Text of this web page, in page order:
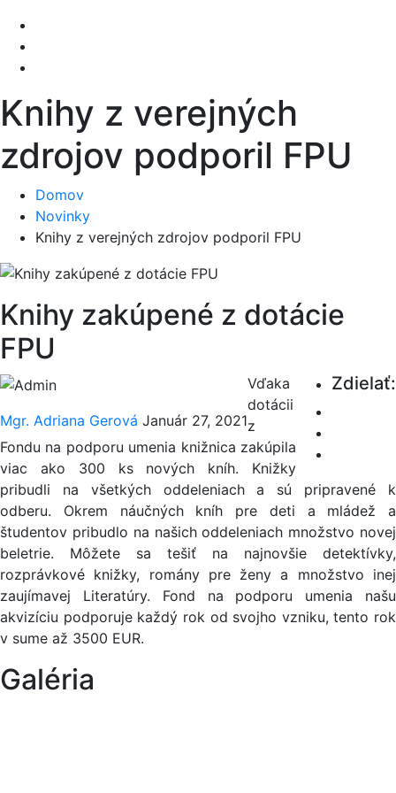
Knihy z verejných
zdrojov podporil FPU
Domov
Novinky
Knihy z verejných zdrojov podporil FPU
Knihy zakúpené z dotácie
FPU
Mgr. Adriana Gerová Január 27, 2021
Zdielať:
Vďaka
dotácii
z
Fondu na podporu umenia knižnica zakúpila
viac ako 300 ks nových kníh. Knižky
pribudli na všetkých oddeleniach a sú pripravené k
odberu. Okrem náučných kníh pre deti a mládež a
študentov pribudlo na našich oddeleniach množstvo novej
beletrie. Môžete sa tešiť na najnovšie detektívky,
rozprávkové knižky, romány pre ženy a množstvo inej
zaujímavej Literatúry. Fond na podporu umenia našu
akvizíciu podporuje každý rok od svojho vzniku, tento rok
v sume až 3500 EUR.
Galéria